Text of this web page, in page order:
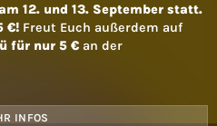
12. und 13. September statt.
€! Freut Euch außerdem auf
für nur 5 € an der
MEHR INFOS